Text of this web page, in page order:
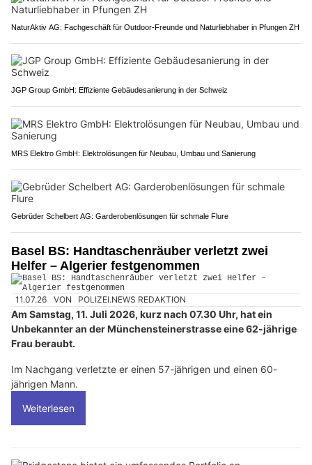
NaturAktiv AG: Fachgeschäft für Outdoor-Freunde und Naturliebhaber in Pfungen ZH
JGP Group GmbH: Effiziente Gebäudesanierung in der Schweiz
MRS Elektro GmbH: Elektrolösungen für Neubau, Umbau und Sanierung
Gebrüder Schelbert AG: Garderobenlösungen für schmale Flure
Basel BS: Handtaschenräuber verletzt zwei
Helfer – Algerier festgenommen
11.07.26 VON POLIZEI.NEWS REDAKTION
Am Samstag, 11. Juli 2026, kurz nach 07.30 Uhr, hat ein
Unbekannter an der Münchensteinerstrasse eine 62-jährige
Frau beraubt.
Im Nachgang verletzte er einen 57-jährigen und einen 60-
jährigen Mann.
Weiterlesen